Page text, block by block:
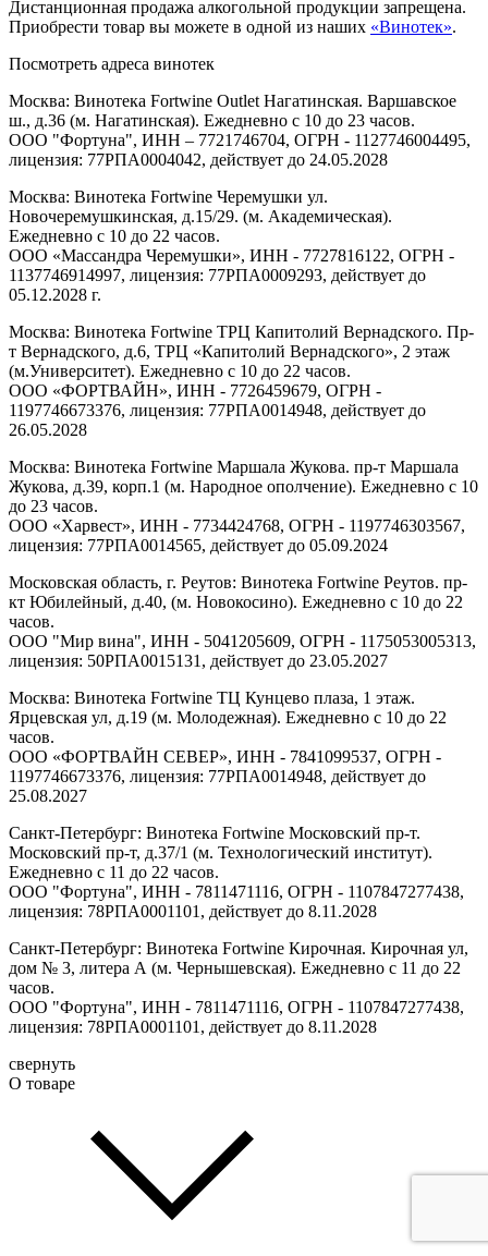
Дистанционная продажа алкогольной продукции запрещена.
Приобрести товар вы можете в одной из наших «Винотек».
Посмотреть адреса винотек
Москва: Винотека Fortwine Outlet Нагатинская. Варшавское
ш., д.36 (м. Нагатинская). Ежедневно с 10 до 23 часов.
ООО "Фортуна", ИНН – 7721746704, ОГРН - 1127746004495,
лицензия: 77РПА0004042, действует до 24.05.2028
Москва: Винотека Fortwine Черемушки ул.
Новочеремушкинская, д.15/29. (м. Академическая).
Ежедневно с 10 до 22 часов.
ООО «Массандра Черемушки», ИНН - 7727816122, ОГРН -
1137746914997, лицензия: 77РПА0009293, действует до
05.12.2028 г.
Москва: Винотека Fortwine ТРЦ Капитолий Вернадского. Пр-
т Вернадского, д.6, ТРЦ «Капитолий Вернадского», 2 этаж
(м.Университет). Ежедневно с 10 до 22 часов.
ООО «ФОРТВАЙН», ИНН - 7726459679, ОГРН -
1197746673376, лицензия: 77РПА0014948, действует до
26.05.2028
Москва: Винотека Fortwine Маршала Жукова. пр-т Маршала
Жукова, д.39, корп.1 (м. Народное ополчение). Ежедневно с 10
до 23 часов.
ООО «Харвест», ИНН - 7734424768, ОГРН - 1197746303567,
лицензия: 77РПА0014565, действует до 05.09.2024
Московская область, г. Реутов: Винотека Fortwine Реутов. пр-
кт Юбилейный, д.40, (м. Новокосино). Ежедневно с 10 до 22
часов.
ООО "Мир вина", ИНН - 5041205609, ОГРН - 1175053005313,
лицензия: 50РПА0015131, действует до 23.05.2027
Москва: Винотека Fortwine ТЦ Кунцево плаза, 1 этаж.
Ярцевская ул, д.19 (м. Молодежная). Ежедневно с 10 до 22
часов.
ООО «ФОРТВАЙН СЕВЕР», ИНН - 7841099537, ОГРН -
1197746673376, лицензия: 77РПА0014948, действует до
25.08.2027
Санкт-Петербург: Винотека Fortwine Московский пр-т.
Московский пр-т, д.37/1 (м. Технологический институт).
Ежедневно с 11 до 22 часов.
ООО "Фортуна", ИНН - 7811471116, ОГРН - 1107847277438,
лицензия: 78РПА0001101, действует до 8.11.2028
Санкт-Петербург: Винотека Fortwine Кирочная. Кирочная ул,
дом № 3, литера А (м. Чернышевская). Ежедневно с 11 до 22
часов.
ООО "Фортуна", ИНН - 7811471116, ОГРН - 1107847277438,
лицензия: 78РПА0001101, действует до 8.11.2028
свернуть
О товаре